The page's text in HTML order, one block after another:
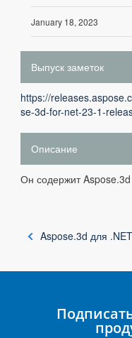
January 18, 2023
Выпуск заметок
https://
se-3d-for-net-23-1-
Описание
Он содержит
Aspose.3d для